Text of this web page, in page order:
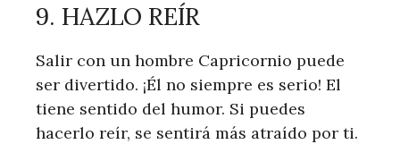
9. HAZLO REÍR
Salir con un hombre Capricornio puede
ser divertido. ¡Él no siempre es serio! El
tiene sentido del humor. Si puedes
hacerlo reír, se sentirá más atraído por ti.